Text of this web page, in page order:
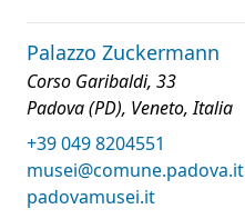
Palazzo Zuckermann
Corso Garibaldi, 33
Padova (PD), Veneto, Italia
+39 049 8204551
musei@comune.padova.it
padovamusei.it